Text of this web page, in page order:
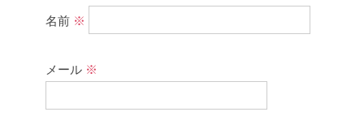
名前 ※
メール ※